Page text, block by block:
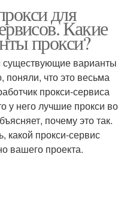
для
Какие
прокси?
существующие варианты
поняли, что это весьма
прокси-сервиса
у него лучшие прокси во
почему это так.
какой прокси-сервис
вашего проекта.